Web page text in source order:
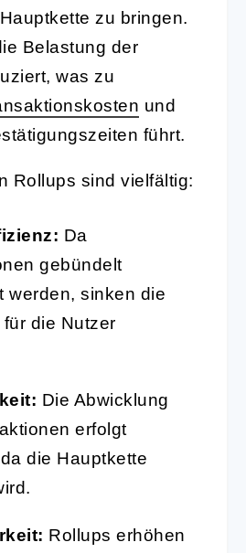
zu bringen.
Belastung der
was zu
und
führt.
Rollups sind vielfältig:
Da
gebündelt
werden, sinken die
die Nutzer
Die Abwicklung
erfolgt
die Hauptkette
Rollups erhöhen